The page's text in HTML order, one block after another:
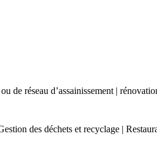
de réseau d’assainissement |
des déchets et recyclage |